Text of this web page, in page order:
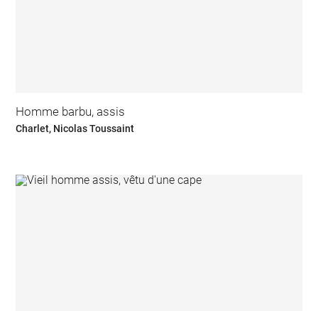
Homme barbu, assis
Charlet, Nicolas Toussaint